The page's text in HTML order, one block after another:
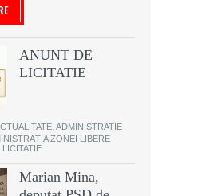
ANUNT DE
LICITATIE
ADMINISTRATIE
ZONEI LIBERE
LICITATIE
Marian Mina,